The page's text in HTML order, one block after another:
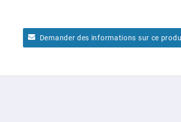
Demander des informations sur ce